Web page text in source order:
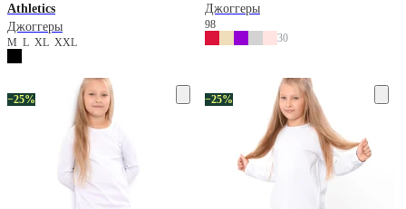
Athletics
Джоггеры
M L XL XXL
Джоггеры
98
30
−25% −25%